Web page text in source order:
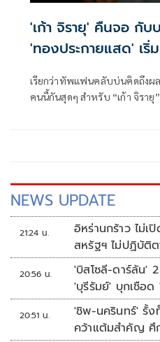
'เก้า จิรายุ' คืนจอ กับ
'ทองประกายแสด' เริ่
เรียกว่าทัพแฟนคลับบ่นคิดถึงผ
คนนี้กันสุดๆ สำหรับ “เก้า จิรายุ
NEWS UPDATE
21:24 น.
อิหร่านกร้าว ไม่เ
สหรัฐฯ ไม่ปฏิบัติ
20:56 น.
'บิสโซลี-ดาร์ลัน'
'บุรีรัมย์' บุกเชือด
นัดรวด
20:51 น.
'ชิพ-นครินทร์' รั้
คว้าแต้มสำคัญ ศึ